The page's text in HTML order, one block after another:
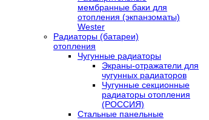
мембранные баки для
отопления (экпанзоматы)
Wester
Радиаторы (батареи)
отопления
Чугунные радиаторы
Экраны-отражатели для
чугунных радиаторов
Чугунные секционные
радиаторы отопления
(РОССИЯ)
Стальные панельные